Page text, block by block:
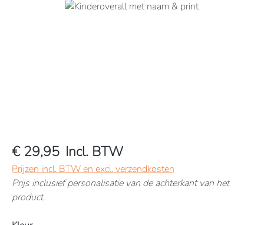
Afbeeldingengalerij overslaan
€ 29,95 Incl. BTW
Prijzen incl. BTW en excl. verzendkosten
Prijs inclusief personalisatie van de achterkant van het
product.